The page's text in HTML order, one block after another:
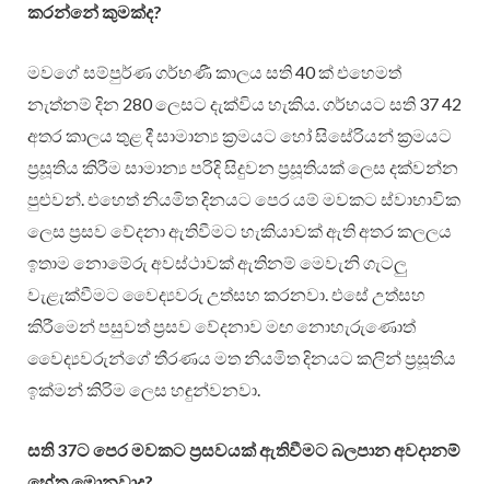
කරන්නේ කුමක්ද?
මවගේ සම්පුර්ණ ගර්භණී කාලය සති 40 ක් එහෙමත්
නැත්නම් දින 280 ලෙසට දැක්විය හැකිය. ගර්භයට සති 37 42
අතර කාලය තුළ දී සාමාන්‍ය ක්‍රමයට හෝ සිසේරියන් ක්‍රමයට
ප්‍රසූතිය කිරීම සාමාන්‍ය පරිදි සිදුවන ප්‍රසූතියක් ලෙස දක්වන්න
පුළුවන්. එහෙත් නියමිත දිනයට පෙර යම් මවකට ස්වාභාවික
ලෙස ප්‍රසව වේදනා ඇතිවීමට හැකියාවක් ඇති අතර කලලය
ඉතාම නොමේරු අවස්ථාවක් ඇතිනම් මෙවැනි ගැටලු
වැළැක්වීමට වෛද්‍යවරු උත්සහ කරනවා. එසේ උත්සහ
කිරීමෙන් පසුවත් ප්‍රසව වේදනාව මඟ නොහැරුණොත්
වෛද්‍යවරුන්ගේ තීරණය මත නියමිත දිනයට කලින් ප්‍රසූතිය
ඉක්මන් කිරිම ලෙස හඳුන්වනවා.
සති 37ට පෙර මවකට ප්‍රසවයක් ඇතිවීමට බලපාන අවදානම්